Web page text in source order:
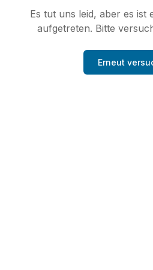
Es tut uns leid, aber es ist
aufgetreten. Bitte
Erneut